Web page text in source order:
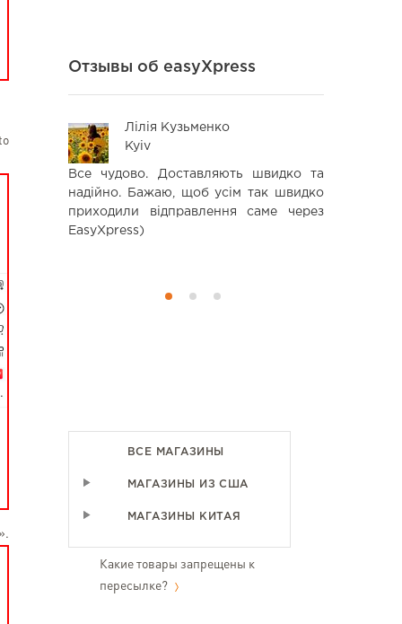
Отзывы об easyXpress
часы с
Лілія Кузьменко
Kyiv
Все чудово. Доставляють швидко та
надійно. Бажаю, щоб усім так швидко
приходили відправлення саме через
EasyXpress)
ВСЕ МАГАЗИНЫ
МАГАЗИНЫ ИЗ США
МАГАЗИНЫ КИТАЯ
Какие товары запрещены к
пересылке?